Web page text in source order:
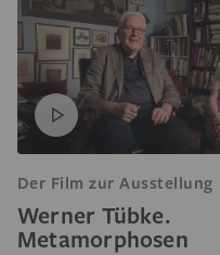
Der Film zur Ausstellung
Werner Tübke.
Metamorphosen